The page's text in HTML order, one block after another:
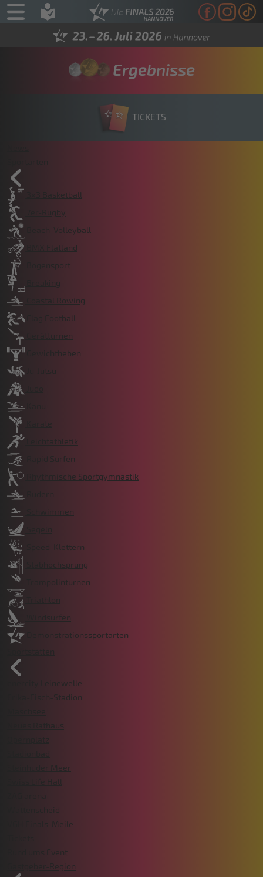
Ergebnisse
TICKETS
3x3 Basketball
7er-Rugby
Beach-Volleyball
BMX Flatland
Bogensport
Breaking
Coastal Rowing
Flag Football
Gerätturnen
Gewichtheben
Ju-Jutsu
Leichtathletik
Rapid Surfen
Rhythmische Sportgymnastik
Rudern
Schwimmen
Segeln
Speed-Klettern
Stabhochsprung
Trampolinturnen
Triathlon
Windsurfen
Demonstrationssportarten
Sportstätten
enercity Leinewelle
Erika-Fisch-Stadion
Neues Rathaus
Steinhuder Meer
Swiss Life Hall
Wattenscheid
VGH Finals-Meile
Rund ums Event
Gastgeber-Region